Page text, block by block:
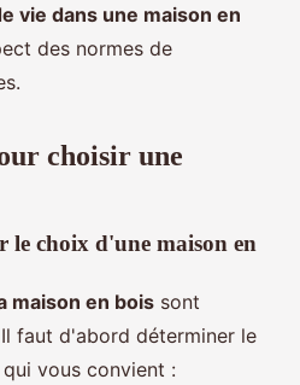
vie dans une maison en
des normes de
choisir une
le choix d'une maison en
maison en bois sont
faut d'abord déterminer le
vous convient :